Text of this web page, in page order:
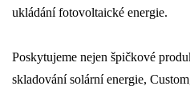
ukládání fotovoltaické energie.
Poskytujeme nejen špičkové
skladování solární energie,